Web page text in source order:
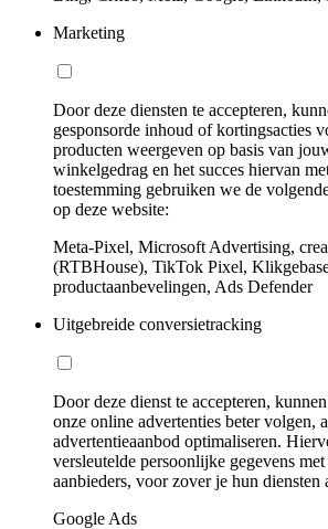
Marketing
Door deze diensten te accepteren,
gesponsorde inhoud of kortingsacties
producten weergeven op basis van
winkelgedrag en het succes hiervan
toestemming gebruiken we de
op deze website:
Meta-Pixel, Microsoft Advertising,
(RTBHouse), TikTok Pixel,
productaanbevelingen, Ads Defender
Uitgebreide conversietracking
Door deze dienst te accepteren,
onze online advertenties beter volgen,
advertentieaanbod optimaliseren.
versleutelde persoonlijke gegevens
aanbieders, voor zover je hun diensten
Google Ads